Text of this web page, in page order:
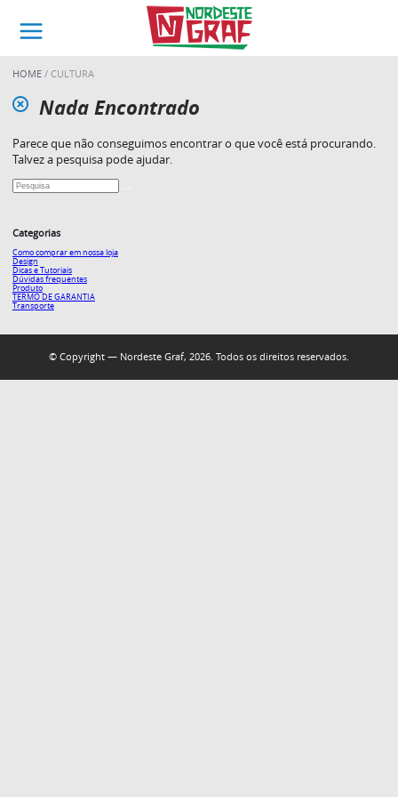
HOME CULTURA
Nada Encontrado
Parece que não conseguimos encontrar o que você está procurando.
Talvez a pesquisa pode ajudar.
Categorias
Como comprar em nossa loja
Design
Dicas e Tutoriais
Dúvidas frequentes
Produto
TERMO DE GARANTIA
Transporte
© Copyright — Nordeste Graf, 2026. Todos os direitos reservados.